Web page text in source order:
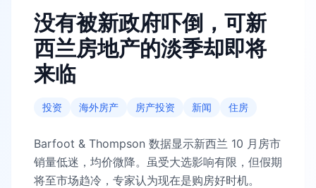
没有被新政府吓倒，可新
西兰房地产的淡季却即将
来临
投资 海外房产 房产投资 新闻 住房
Barfoot & Thompson 数据显示新西兰 10 月房市
销量低迷，均价微降。虽受大选影响有限，但假期
将至市场趋冷，专家认为现在是购房好时机。